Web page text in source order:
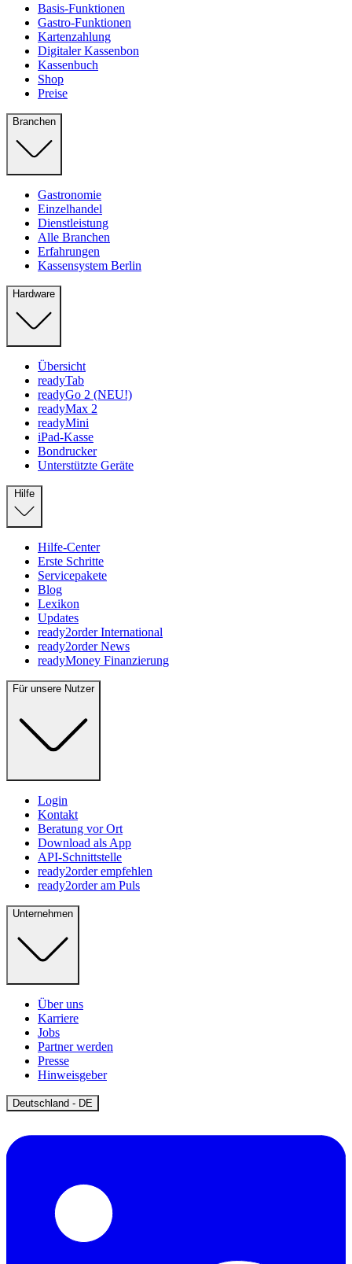
Basis-Funktionen
Gastro-Funktionen
Kartenzahlung
Digitaler Kassenbon
Kassenbuch
Shop
Preise
Branchen
Gastronomie
Einzelhandel
Dienstleistung
Alle Branchen
Erfahrungen
Kassensystem Berlin
Hardware
Übersicht
readyTab
readyGo 2 (NEU!)
readyMax 2
readyMini
iPad-Kasse
Bondrucker
Unterstützte Geräte
Hilfe-Center
Erste Schritte
Servicepakete
Blog
Lexikon
Updates
ready2order International
ready2order News
readyMoney Finanzierung
Für unsere Nutzer
Login
Kontakt
Beratung vor Ort
Download als App
API-Schnittstelle
ready2order empfehlen
ready2order am Puls
Unternehmen
Über uns
Karriere
Jobs
Partner werden
Presse
Hinweisgeber
Deutschland - DE